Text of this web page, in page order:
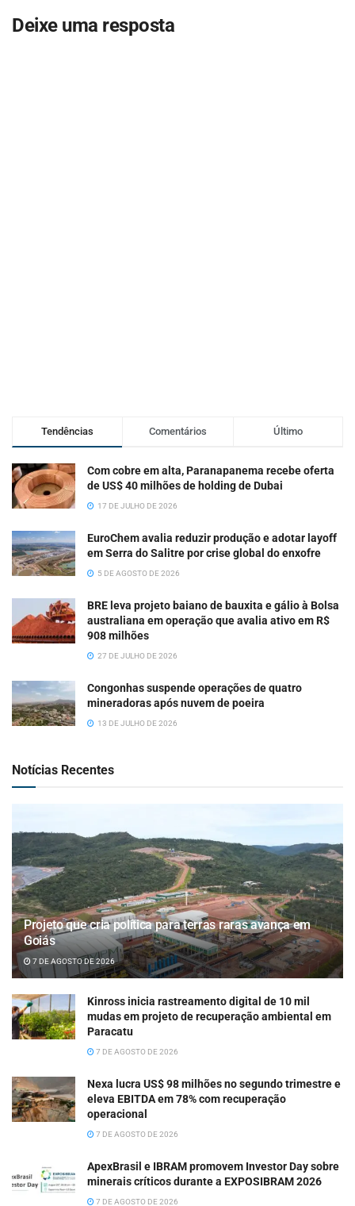
Deixe uma resposta
Tendências Comentários Último
Com cobre em alta, Paranapanema recebe oferta
de US$ 40 milhões de holding de Dubai
17 DE JULHO DE 2026
EuroChem avalia reduzir produção e adotar layoff
em Serra do Salitre por crise global do enxofre
5 DE AGOSTO DE 2026
BRE leva projeto baiano de bauxita e gálio à Bolsa
australiana em operação que avalia ativo em R$
908 milhões
27 DE JULHO DE 2026
Congonhas suspende operações de quatro
mineradoras após nuvem de poeira
13 DE JULHO DE 2026
Notícias Recentes
Projeto que cria política para terras raras avança em
Goiás
7 DE AGOSTO DE 2026
Kinross inicia rastreamento digital de 10 mil
mudas em projeto de recuperação ambiental em
Paracatu
7 DE AGOSTO DE 2026
Nexa lucra US$ 98 milhões no segundo trimestre e
eleva EBITDA em 78% com recuperação
operacional
7 DE AGOSTO DE 2026
ApexBrasil e IBRAM promovem Investor Day sobre
minerais críticos durante a EXPOSIBRAM 2026
7 DE AGOSTO DE 2026